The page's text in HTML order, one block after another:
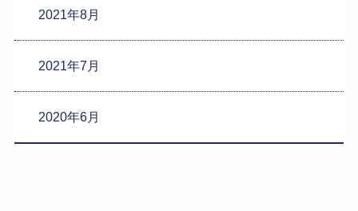
2021年8月
2021年7月
2020年6月